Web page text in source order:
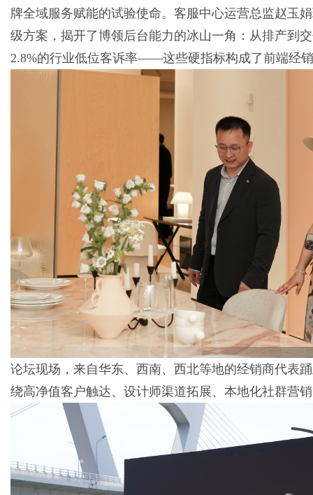
牌全域服务赋能的试验使命。客服中心运营总监赵玉
级方案，揭开了博领后台能力的冰山一角：从排产到
2.8%的行业低位客诉率——这些硬指标构成了前端经
论坛现场，来自华东、西南、西北等地的经销商代表
绕高净值客户触达、设计师渠道拓展、本地化社群营